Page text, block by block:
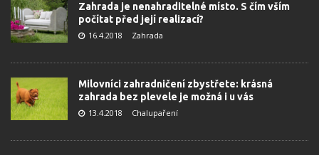
Zahrada je nenahraditelné místo. S čím vším
počítat před její realizací?
16.4.2018 Zahrada
Milovníci zahradničení zbystřete: krásná
zahrada bez plevele je možná i u vás
13.4.2018 Chalupaření